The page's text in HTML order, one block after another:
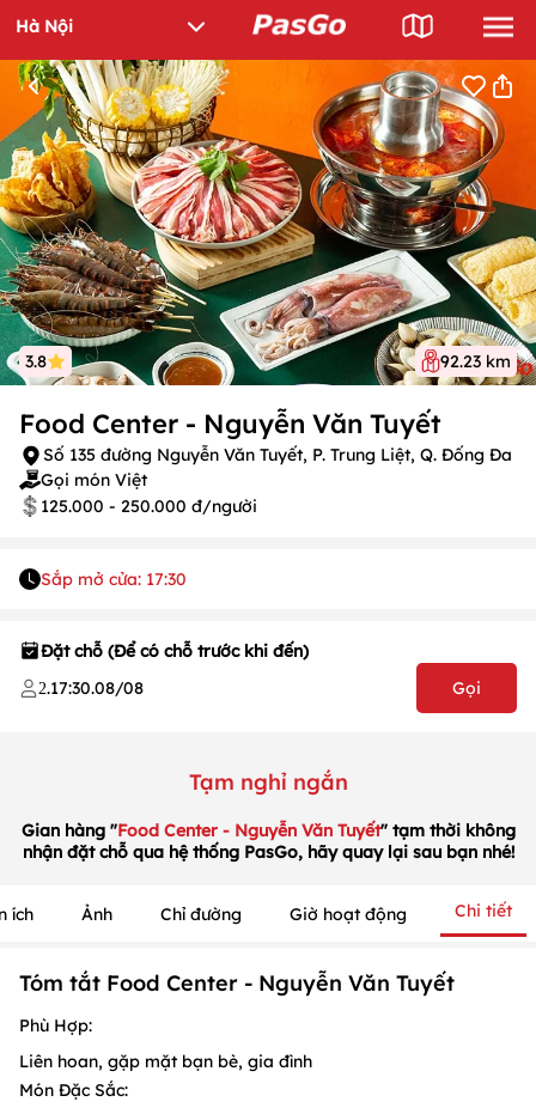
3.8 92.23 km
Food Center - Nguyễn Văn Tuyết
Số 135 đường Nguyễn Văn Tuyết, P. Trung Liệt, Q. Đống Đa
Gọi món Việt
125.000 - 250.000 đ/người
Sắp mở cửa: 17:30
Đặt chỗ (Để có chỗ trước khi đến)
2.17:30.08/08 Gọi
Tạm nghỉ ngắn
Gian hàng "Food Center - Nguyễn Văn Tuyết" tạm thời không
nhận đặt chỗ qua hệ thống PasGo, hãy quay lại sau bạn nhé!
ích Ảnh Chỉ đường Giờ hoạt động Chi tiết
Tóm tắt Food Center - Nguyễn Văn Tuyết
Phù Hợp:
Liên hoan, gặp mặt bạn bè, gia đình
Món Đặc Sắc:
/1